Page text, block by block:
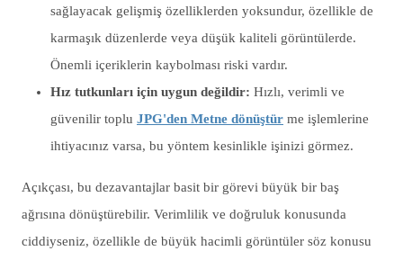
sağlayacak gelişmiş özelliklerden yoksundur, özellikle de
karmaşık düzenlerde veya düşük kaliteli görüntülerde.
Önemli içeriklerin kaybolması riski vardır.
Hız tutkunları için uygun değildir: Hızlı, verimli ve
güvenilir toplu JPG'den Metne dönüştür me işlemlerine
ihtiyacınız varsa, bu yöntem kesinlikle işinizi görmez.
Açıkçası, bu dezavantajlar basit bir görevi büyük bir baş
ağrısına dönüştürebilir. Verimlilik ve doğruluk konusunda
ciddiyseniz, özellikle de büyük hacimli görüntüler söz konusu